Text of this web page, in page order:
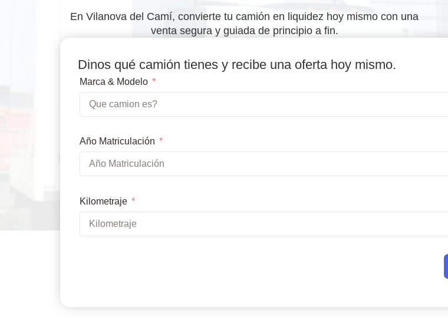
En Vilanova del Camí, convierte tu camión en liquidez hoy mismo con una
venta segura y guiada de principio a fin.
Dinos qué camión tienes y recibe una oferta hoy mismo.
Marca & Modelo
Año Matriculación
Kilometraje